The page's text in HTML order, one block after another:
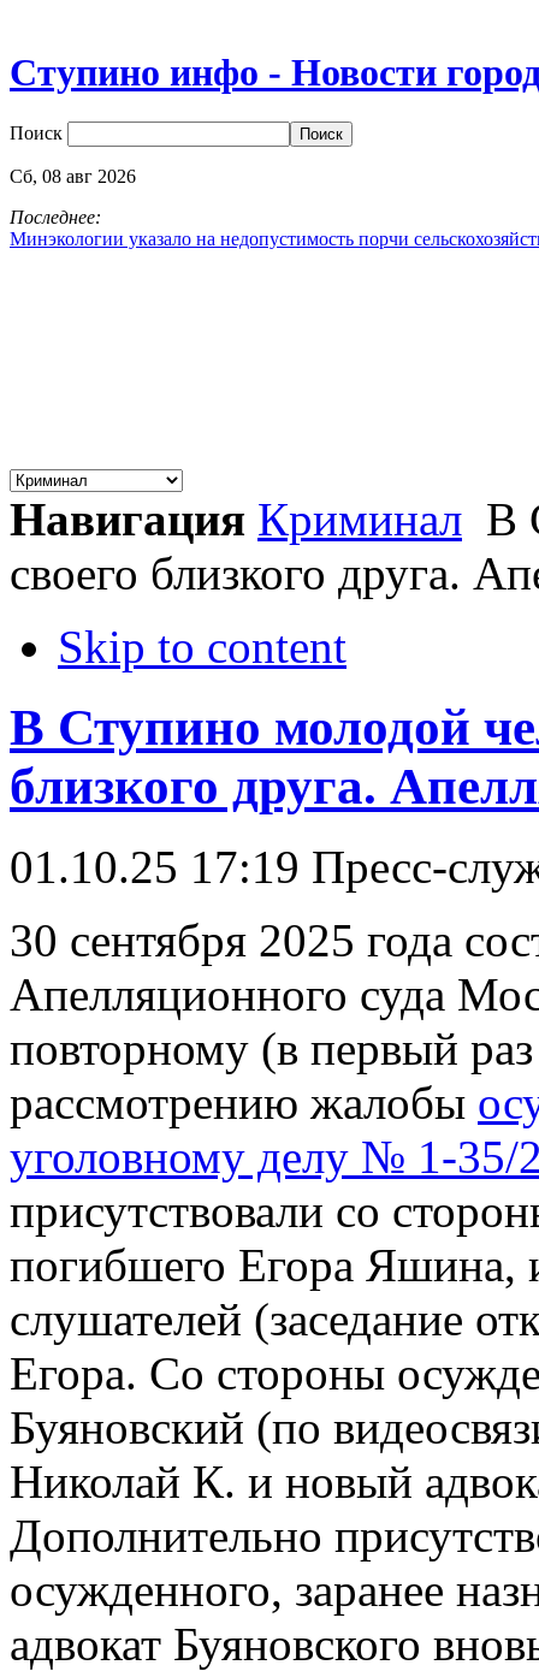
Ступино инфо - Новости
Поиск
Сб, 08 авг 2026
Последнее:
Минэкологии указало на недопустимость порчи
Навигация Криминал В
своего близкого друга.
Skip to content
В Ступино молодой
близкого друга.
01.10.25 17:19 Пресс-
30 сентября 2025 года
Апелляционного суда
повторному (в первый
рассмотрению жалобы
уголовному делу № 1-35/
присутствовали со
погибшего Егора Яшина,
слушателей (заседание
Егора. Со стороны
Буяновский (по
Николай К. и новый
Дополнительно
осужденного, заранее
адвокат Буяновского